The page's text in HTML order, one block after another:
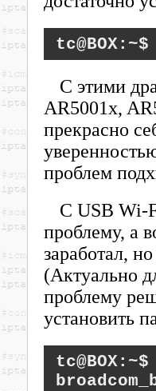
С этими
AR5001x,
прекрасно
проблем
С USB Wi-
проблему, а
заработал,
(Актуально
проблему
установить